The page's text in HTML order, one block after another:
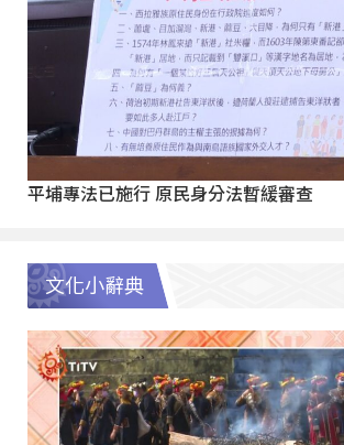
平埔專法已施行 原民身分法暫緩審查
文化小辭典